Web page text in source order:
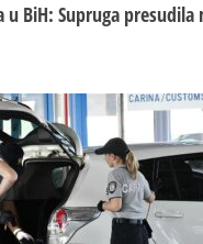
BiH: Supruga presudila